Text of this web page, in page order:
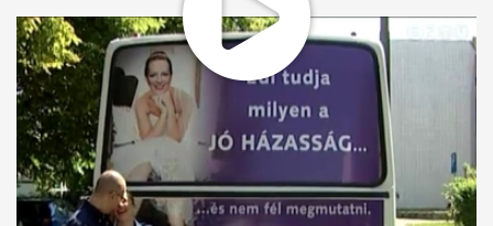
A szlogen, a női alakkal felmatricázott busz képe már minden
sorozatfüggő előtt ismerős, de a szombathelyiek az elmúlt
hetekben új formában ismerkedhettek meg ezzel. Edi tudja
milyen a jó házasság, és nem fél megmutatni! Ismerős? De ki
az az Edi és hogyan került fel egy helyijáratos busz hátuljára,
mely össze-vissza cirkál a városban? És egyáltalán mit is
akar reklámozni?